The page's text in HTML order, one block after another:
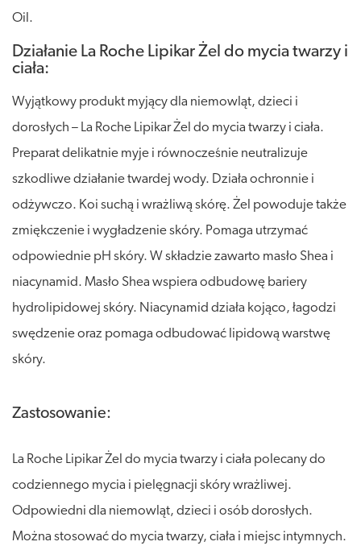
Oil.
Działanie La Roche Lipikar Żel do mycia twarzy i
ciała:
Wyjątkowy produkt myjący dla niemowląt, dzieci i
dorosłych – La Roche Lipikar Żel do mycia twarzy i ciała.
Preparat delikatnie myje i równocześnie neutralizuje
szkodliwe działanie twardej wody. Działa ochronnie i
odżywczo. Koi suchą i wrażliwą skórę. Żel powoduje także
zmiękczenie i wygładzenie skóry. Pomaga utrzymać
odpowiednie pH skóry. W składzie zawarto masło Shea i
niacynamid. Masło Shea wspiera odbudowę bariery
hydrolipidowej skóry. Niacynamid działa kojąco, łagodzi
swędzenie oraz pomaga odbudować lipidową warstwę
skóry.
Zastosowanie:
La Roche Lipikar Żel do mycia twarzy i ciała polecany do
codziennego mycia i pielęgnacji skóry wrażliwej.
Odpowiedni dla niemowląt, dzieci i osób dorosłych.
Można stosować do mycia twarzy, ciała i miejsc intymnych.